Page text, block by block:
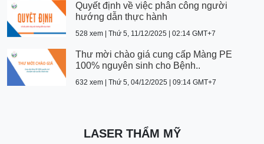
Quyết định về việc phân công người
hướng dẫn thực hành
528 xem | Thứ 5, 11/12/2025 | 02:14 GMT+7
Thư mời chào giá cung cấp Màng PE
100% nguyên sinh cho Bệnh..
632 xem | Thứ 5, 04/12/2025 | 09:14 GMT+7
LASER THẨM MỸ